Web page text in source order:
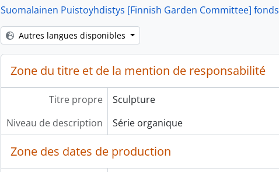
Suomalainen Puistoyhdistys [Finnish Garden Committee] fonds
Autres langues disponibles
Zone du titre et de la mention de responsabilité
Titre propre
Sculpture
Niveau de description
Série organique
Zone des dates de production